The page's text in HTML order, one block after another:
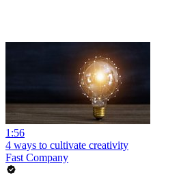
1:56
4 ways to cultivate creativity
Fast Company